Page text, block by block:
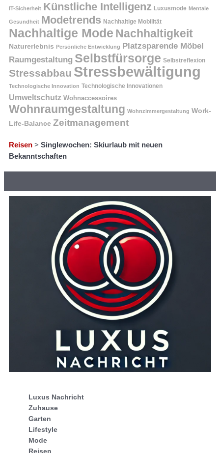
IT-Sicherheit Künstliche Intelligenz Luxusmode Mentale
Gesundheit Modetrends Nachhaltige Mobilität
Nachhaltige Mode Nachhaltigkeit
Naturerlebnis Persönliche Entwicklung Platzsparende Möbel
Raumgestaltung Selbstfürsorge Selbstreflexion
Stressabbau Stressbewältigung
Technologische Innovation Technologische Innovationen
Umweltschutz Wohnaccessoires
Wohnraumgestaltung Wohnzimmergestaltung Work-
Life-Balance Zeitmanagement
Reisen > Singlewochen: Skiurlaub mit neuen
Bekanntschaften
Luxus Nachricht
Zuhause
Garten
Lifestyle
Mode
Reisen